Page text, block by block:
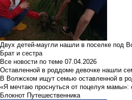
Двух детей-маугли нашли в поселке под
Брат и сестра
Все новости по теме 07.04.2026
Оставленной в роддоме девочке нашли
В Волжском ищут семью оставленной в
«Я мечтаю проснуться от поцелуя мамы»:
Блокнот Путешественника